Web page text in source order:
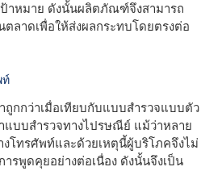
าหมาย ดังนั้นผลิตภัณฑ์จึงสามารถ
ตลาดเพื่อให้ส่งผลกระทบโดยตรงต่อ
ท์
ถูกกว่าเมื่อเทียบกับแบบสํารวจแบบตัว
แบบสํารวจทางไปรษณีย์ แม้ว่าหลาย
โทรศัพท์และด้วยเหตุนี้ผู้บริโภคจึงไม่
รพูดคุยอย่างต่อเนื่อง ดังนั้นจึงเป็น